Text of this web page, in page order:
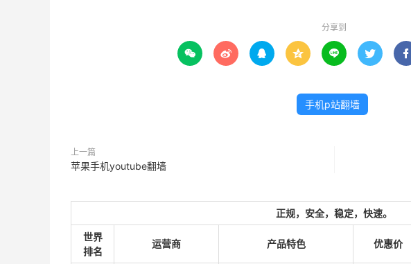
分享到
      
手机p站翻墙
上一篇
苹果手机youtube翻墙
正规，安全，稳定，快速。
世界
排名
运营商 产品特色 优惠价